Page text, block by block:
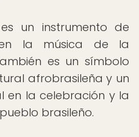
un instrumento de
en la música de la
es un símbolo
afrobrasileña y un
en la celebración y la
brasileño.